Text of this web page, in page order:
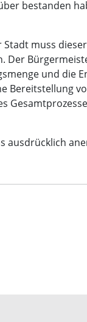
bestanden
Stadt muss
Der
und die
Bereitstellung
ausdrücklich